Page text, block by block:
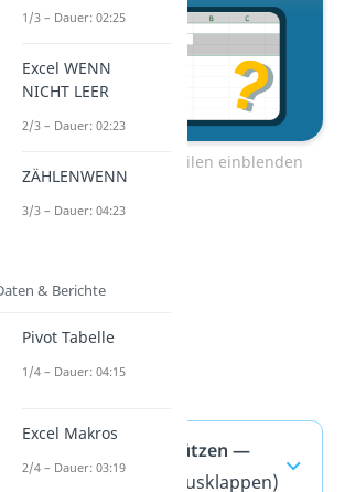
Zum Video: Excel alle Zeilen einblenden
Excel Passwort schützen —
häufigste Fragen
(ausklappen)
1/3 – Dauer: 02:25
Excel WENN
NICHT LEER
2/3 – Dauer: 02:23
ZÄHLENWENN
3/3 – Dauer: 04:23
& Berichte
Pivot Tabelle
1/4 – Dauer: 04:15
Excel Makros
2/4 – Dauer: 03:19